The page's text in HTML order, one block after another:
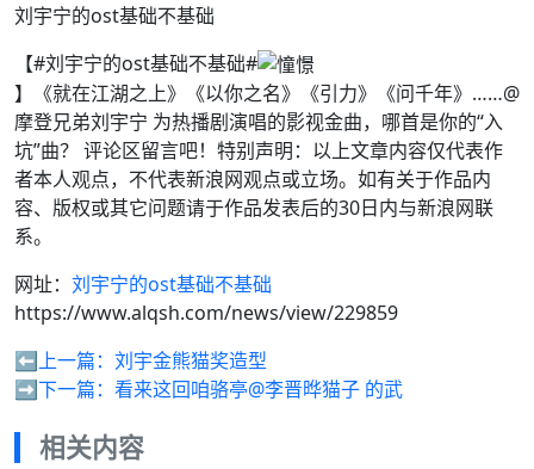
刘宇宁的ost基础不基础
【#刘宇宁的ost基础不基础#
】《就在江湖之上》《以你之名》《引力》《问千年》……@
摩登兄弟刘宇宁 为热播剧演唱的影视金曲，哪首是你的“入
坑”曲？ 评论区留言吧！特别声明：以上文章内容仅代表作
者本人观点，不代表新浪网观点或立场。如有关于作品内
容、版权或其它问题请于作品发表后的30日内与新浪网联
系。
网址： 刘宇宁的ost基础不基础
https://www.alqsh.com/news/view/229859
⬅️上一篇： 刘宇金熊猫奖造型
➡️下一篇： 看来这回咱骆亭@李晋晔猫子 的武
相关内容